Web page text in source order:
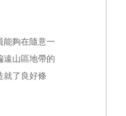
能夠在隨意一
遠山區地帶的
就了良好條